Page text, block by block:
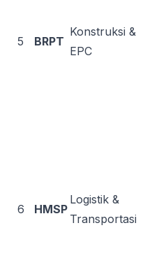
5 BRPT
Konstruksi &
EPC
6 HMSP
Logistik &
Transportasi